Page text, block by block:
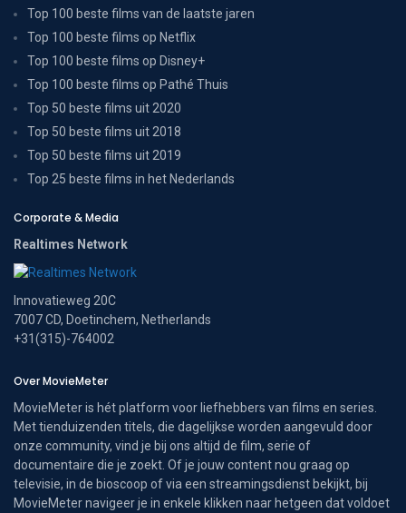
Top 100 beste films van de laatste jaren
Top 100 beste films op Netflix
Top 100 beste films op Disney+
Top 100 beste films op Pathé Thuis
Top 50 beste films uit 2020
Top 50 beste films uit 2018
Top 50 beste films uit 2019
Top 25 beste films in het Nederlands
Corporate & Media
Realtimes Network
Innovatieweg 20C
7007 CD, Doetinchem, Netherlands
+31(315)-764002
Over MovieMeter
MovieMeter is hét platform voor liefhebbers van films en series.
Met tienduizenden titels, die dagelijkse worden aangevuld door
onze community, vind je bij ons altijd de film, serie of
documentaire die je zoekt. Of je jouw content nou graag op
televisie, in de bioscoop of via een streamingsdienst bekijkt, bij
MovieMeter navigeer je in enkele klikken naar hetgeen dat voldoet